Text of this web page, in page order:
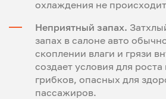
охлаждения не
Неприятный запах.
запах в салоне авто
скоплении влаги и грязи
создает условия для
грибков, опасных для
пассажиров.